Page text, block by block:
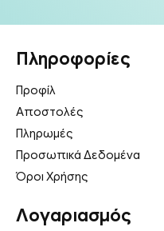
Πληροφορίες
Προφίλ
Αποστολές
Πληρωμές
Προσωπικά Δεδομένα
Όροι Χρήσης
Λογαριασμός